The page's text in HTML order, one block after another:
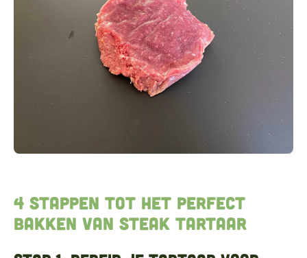
4 stappen tot het perfect
bakken van steak tartaar